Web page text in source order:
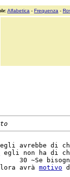
: Alfabetica - Frequenza -
avrebbe di
egli non ha di
30 ~Se
avrà
motivo